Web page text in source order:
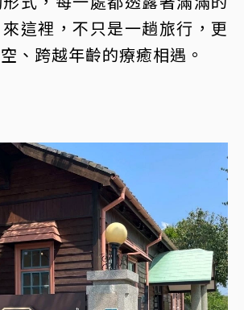
這裡，不只是一趟旅行，更
、跨越年齡的療癒相遇。